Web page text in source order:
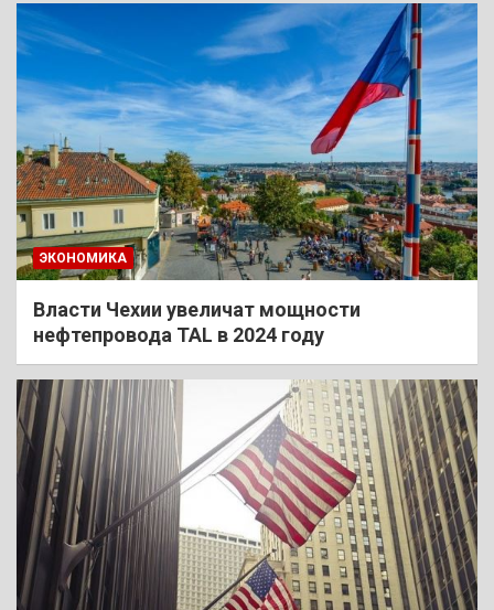
ЭКОНОМИКА
Власти Чехии увеличат мощности
нефтепровода TAL в 2024 году